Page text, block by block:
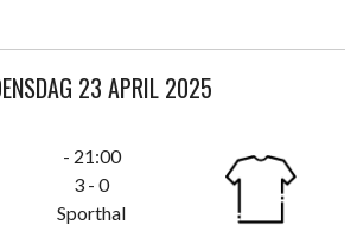
23 APRIL 2025
- 21:00
3 - 0
Sporthal